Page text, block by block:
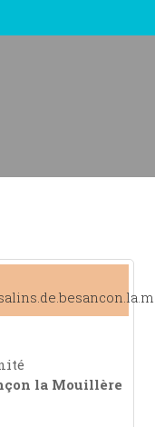
la Mouillère